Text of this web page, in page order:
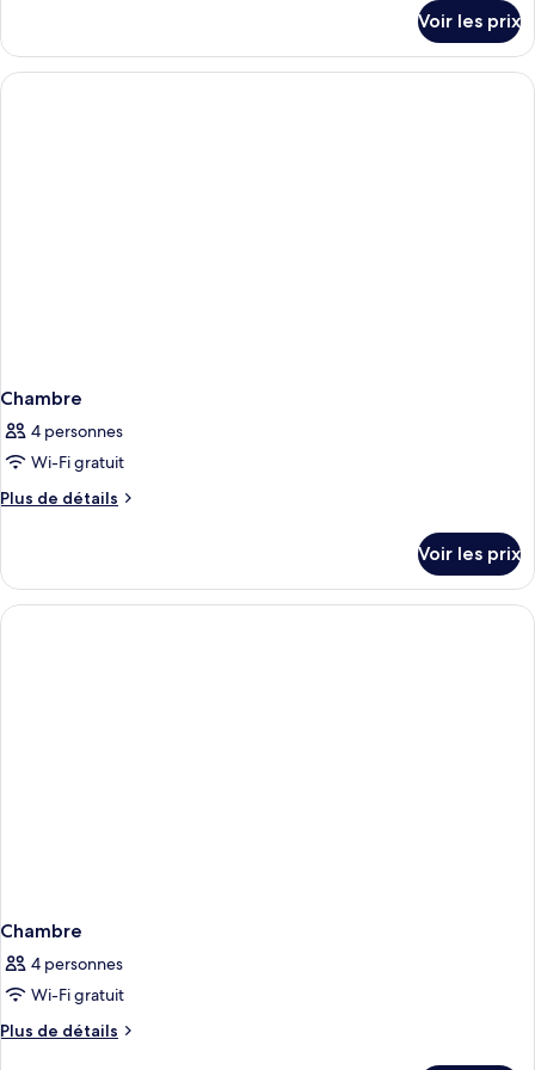
le
type
de
Voir les prix
Chambre
4 personnes
Wi-Fi gratuit
Plus de détails
Plus
le
type
de
Voir les prix
Chambre
4 personnes
Wi-Fi gratuit
Plus de détails
Plus